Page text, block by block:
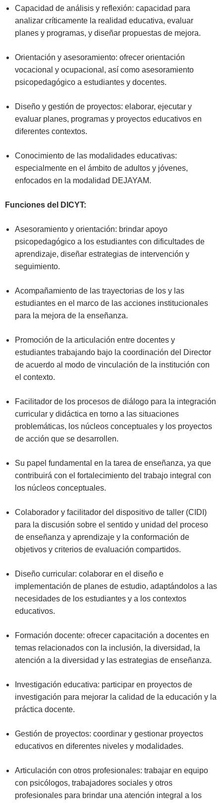
Capacidad de análisis y reflexión: capacidad para
analizar críticamente la realidad educativa, evaluar
planes y programas, y diseñar propuestas de mejora.
Orientación y asesoramiento: ofrecer orientación
vocacional y ocupacional, así como asesoramiento
psicopedagógico a estudiantes y docentes.
Diseño y gestión de proyectos: elaborar, ejecutar y
evaluar planes, programas y proyectos educativos en
diferentes contextos.
Conocimiento de las modalidades educativas:
especialmente en el ámbito de adultos y jóvenes,
enfocados en la modalidad DEJAYAM.
Funciones del DICYT:
Asesoramiento y orientación: brindar apoyo
psicopedagógico a los estudiantes con dificultades de
aprendizaje, diseñar estrategias de intervención y
seguimiento.
Acompañamiento de las trayectorias de los y las
estudiantes en el marco de las acciones institucionales
para la mejora de la enseñanza.
Promoción de la articulación entre docentes y
estudiantes trabajando bajo la coordinación del Director
de acuerdo al modo de vinculación de la institución con
el contexto.
Facilitador de los procesos de diálogo para la integración
curricular y didáctica en torno a las situaciones
problemáticas, los núcleos conceptuales y los proyectos
de acción que se desarrollen.
Su papel fundamental en la tarea de enseñanza, ya que
contribuirá con el fortalecimiento del trabajo integral con
los núcleos conceptuales.
Colaborador y facilitador del dispositivo de taller (CIDI)
para la discusión sobre el sentido y unidad del proceso
de enseñanza y aprendizaje y la conformación de
objetivos y criterios de evaluación compartidos.
Diseño curricular: colaborar en el diseño e
implementación de planes de estudio, adaptándolos a las
necesidades de los estudiantes y a los contextos
educativos.
Formación docente: ofrecer capacitación a docentes en
temas relacionados con la inclusión, la diversidad, la
atención a la diversidad y las estrategias de enseñanza.
Investigación educativa: participar en proyectos de
investigación para mejorar la calidad de la educación y la
práctica docente.
Gestión de proyectos: coordinar y gestionar proyectos
educativos en diferentes niveles y modalidades.
Articulación con otros profesionales: trabajar en equipo
con psicólogos, trabajadores sociales y otros
profesionales para brindar una atención integral a los